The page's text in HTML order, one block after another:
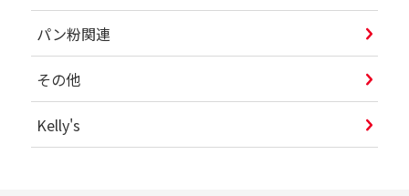
パン粉関連
その他
Kelly's